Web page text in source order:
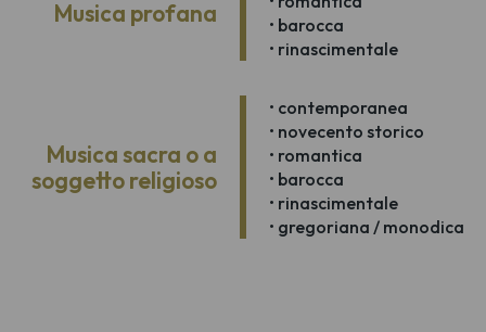
Musica profana
• barocca
• rinascimentale
Musica sacra o a
soggetto religioso
• contemporanea
• novecento storico
• romantica
• barocca
• rinascimentale
• gregoriana / monodica